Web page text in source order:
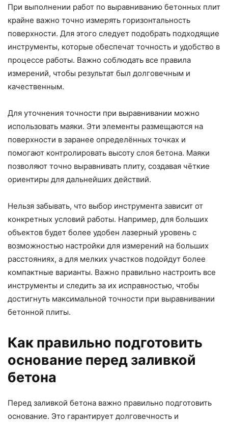
При выполнении работ по выравниванию бетонных плит
крайне важно точно измерять горизонтальность
поверхности. Для этого следует подобрать подходящие
инструменты, которые обеспечат точность и удобство в
процессе работы. Важно соблюдать все правила
измерений, чтобы результат был долговечным и
качественным.
Для уточнения точности при выравнивании можно
использовать маяки. Эти элементы размещаются на
поверхности в заранее определённых точках и
помогают контролировать высоту слоя бетона. Маяки
позволяют точно выравнивать плиту, создавая чёткие
ориентиры для дальнейших действий.
Нельзя забывать, что выбор инструмента зависит от
конкретных условий работы. Например, для больших
объектов будет более удобен лазерный уровень с
возможностью настройки для измерений на больших
расстояниях, а для мелких участков подойдут более
компактные варианты. Важно правильно настроить все
инструменты и следить за их исправностью, чтобы
достигнуть максимальной точности при выравнивании
бетонной плиты.
Как правильно подготовить
основание перед заливкой
бетона
Перед заливкой бетона важно правильно подготовить
основание. Это гарантирует долговечность и